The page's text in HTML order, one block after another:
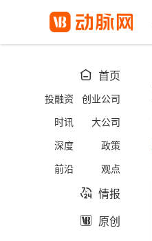
 首页
投融资
创业公司
时讯
大公司
深度
政策
前沿
观点
 情报
 原创